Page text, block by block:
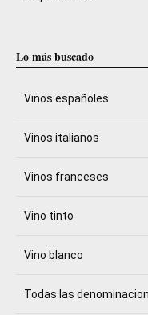
Lo más buscado
Vinos españoles
Vinos italianos
Vinos franceses
Vino tinto
Vino blanco
Todas las